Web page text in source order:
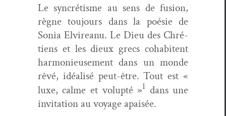
Le syn­crétisme au sens de fusion,
règne tou­jours dans la poésie de
Sonia Elvire­anu. Le Dieu des Chré­
tiens et les dieux grecs cohab­itent
har­monieuse­ment dans un monde
rêvé, idéal­isé peut-être. Tout est «
luxe, calme et volup­té »1 dans une
invi­ta­tion au voy­age apaisée.